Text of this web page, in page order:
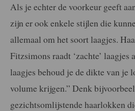
Als je echter de voorkeur geeft
zijn er ook enkele stijlen die
allemaal om het soort laagjes.
Fitzsimons raadt ‘zachte’ laagjes
laagjes behoud je de dikte van je
volume krijgen.” Denk
gezichtsomlijstende haarlokken